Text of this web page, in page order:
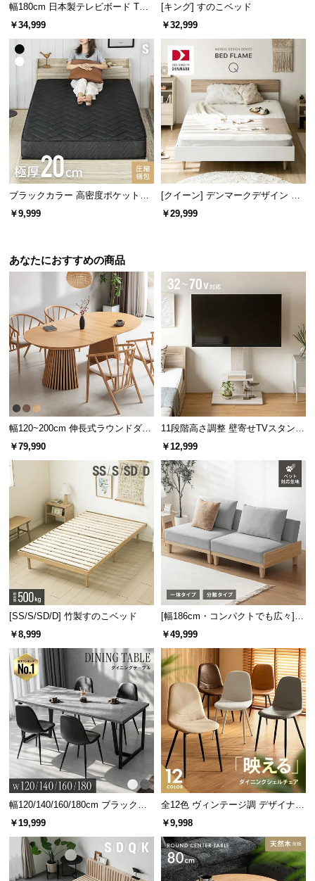
すっきり見せるスライド扉収納
宮台には収納扉を取り付けました。スライド扉で場
所をとらず、ベッド回りの小物類もすっきり片付き
ます。
カラーバリエーション
幅180cm 日本製テレビボード TOT-
007
￥34,999
[キング] すのこベッド
￥32,999
ブラックカラー 高密度ポケットコ
イルマットレス S
￥9,999
[クイーン] デンマークデザイン ベ
ッドフレーム 木目調
￥29,999
あなたにおすすめの商品
幅120~200cm 伸長式ラウンドダイ
ニングテーブル 6人掛け 天然木突
板 美しい格子デザイン
￥79,990
11段階高さ調整 壁寄せTVスタンド
キャスター付き 上下左右角度調節
￥12,999
[SS/S/SD/D] 竹製すのこベッド
￥8,999
[幅186cm・コンパクトでも広々] 3
人掛けソファベッド リクライニン
￥49,999
幅120/140/160/180cm ブラックフ
レーム ダイニング 大理石調 4人掛
￥19,999
全12色 ヴィンテージ調 デザイナー
ズシェルチェア
￥9,998